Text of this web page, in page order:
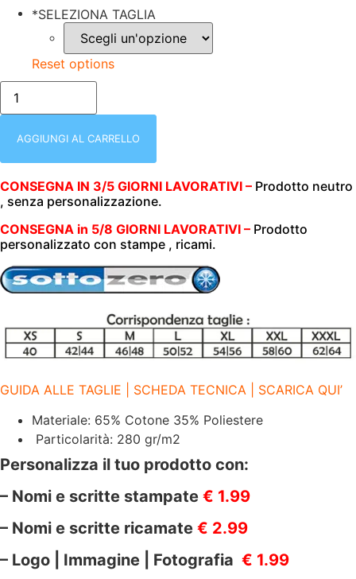
*SELEZIONA TAGLIA
Reset options
FELPA
UOMO
|
ZIP
280
|
SOTTOZERO
50200
SMASH
GRIGIO
MELANGE
quantità
AGGIUNGI AL CARRELLO
CONSEGNA IN 3/5 GIORNI LAVORATIVI – Prodotto neutro
, senza personalizzazione.
CONSEGNA in 5/8 GIORNI LAVORATIVI – Prodotto
personalizzato con stampe , ricami.
GUIDA ALLE TAGLIE | SCHEDA TECNICA | SCARICA QUI’
Materiale: 65% Cotone 35% Poliestere
Particolarità: 280 gr/m2
Personalizza il tuo prodotto con:
– Nomi e scritte stampate € 1.99
– Nomi e scritte ricamate € 2.99
– Logo | Immagine | Fotografia € 1.99